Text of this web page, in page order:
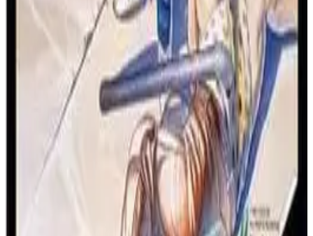
技，支持双人合作，配备令人难以置信的CD原声音乐，
以及独家新关卡。这是前所未有的地铁城！
相关游戏
快打旋风3
骷髅十字帮横行大都会！在这部史诗级超级任天堂街机动
作游戏三部曲的最终章中，选择四位战士——哈加尔、盖
伊、露西亚和迪恩，释放强力必杀技。
1995 快打旋风